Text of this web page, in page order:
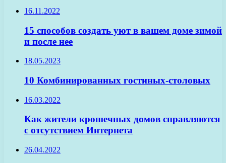
16.11.2022
15 способов создать уют в вашем доме зимой
и после нее
18.05.2023
10 Комбинированных гостиных-столовых
16.03.2022
Как жители крошечных домов справляются
с отсутствием Интернета
26.04.2022